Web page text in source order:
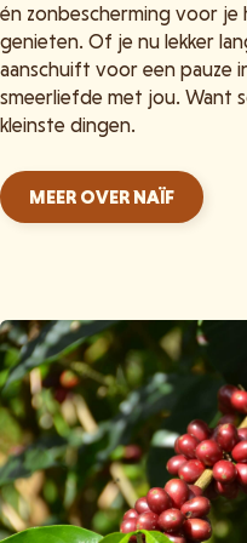
én zonbescherming voor je
genieten. Of je nu lekker
aanschuift voor een pauze
smeerliefde met jou. Want
kleinste dingen.
MEER OVER NAÏF